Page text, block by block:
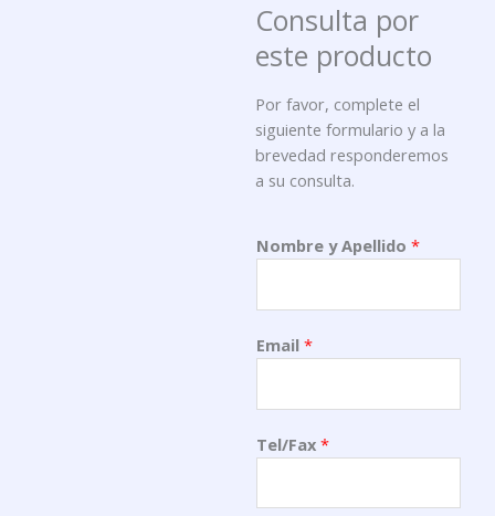
Consulta por
este producto
Por favor, complete el
siguiente formulario y a la
brevedad responderemos
a su consulta.
Nombre y Apellido*
Email*
Tel/Fax*